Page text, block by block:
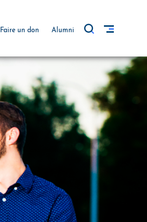
Faire un don Alumni